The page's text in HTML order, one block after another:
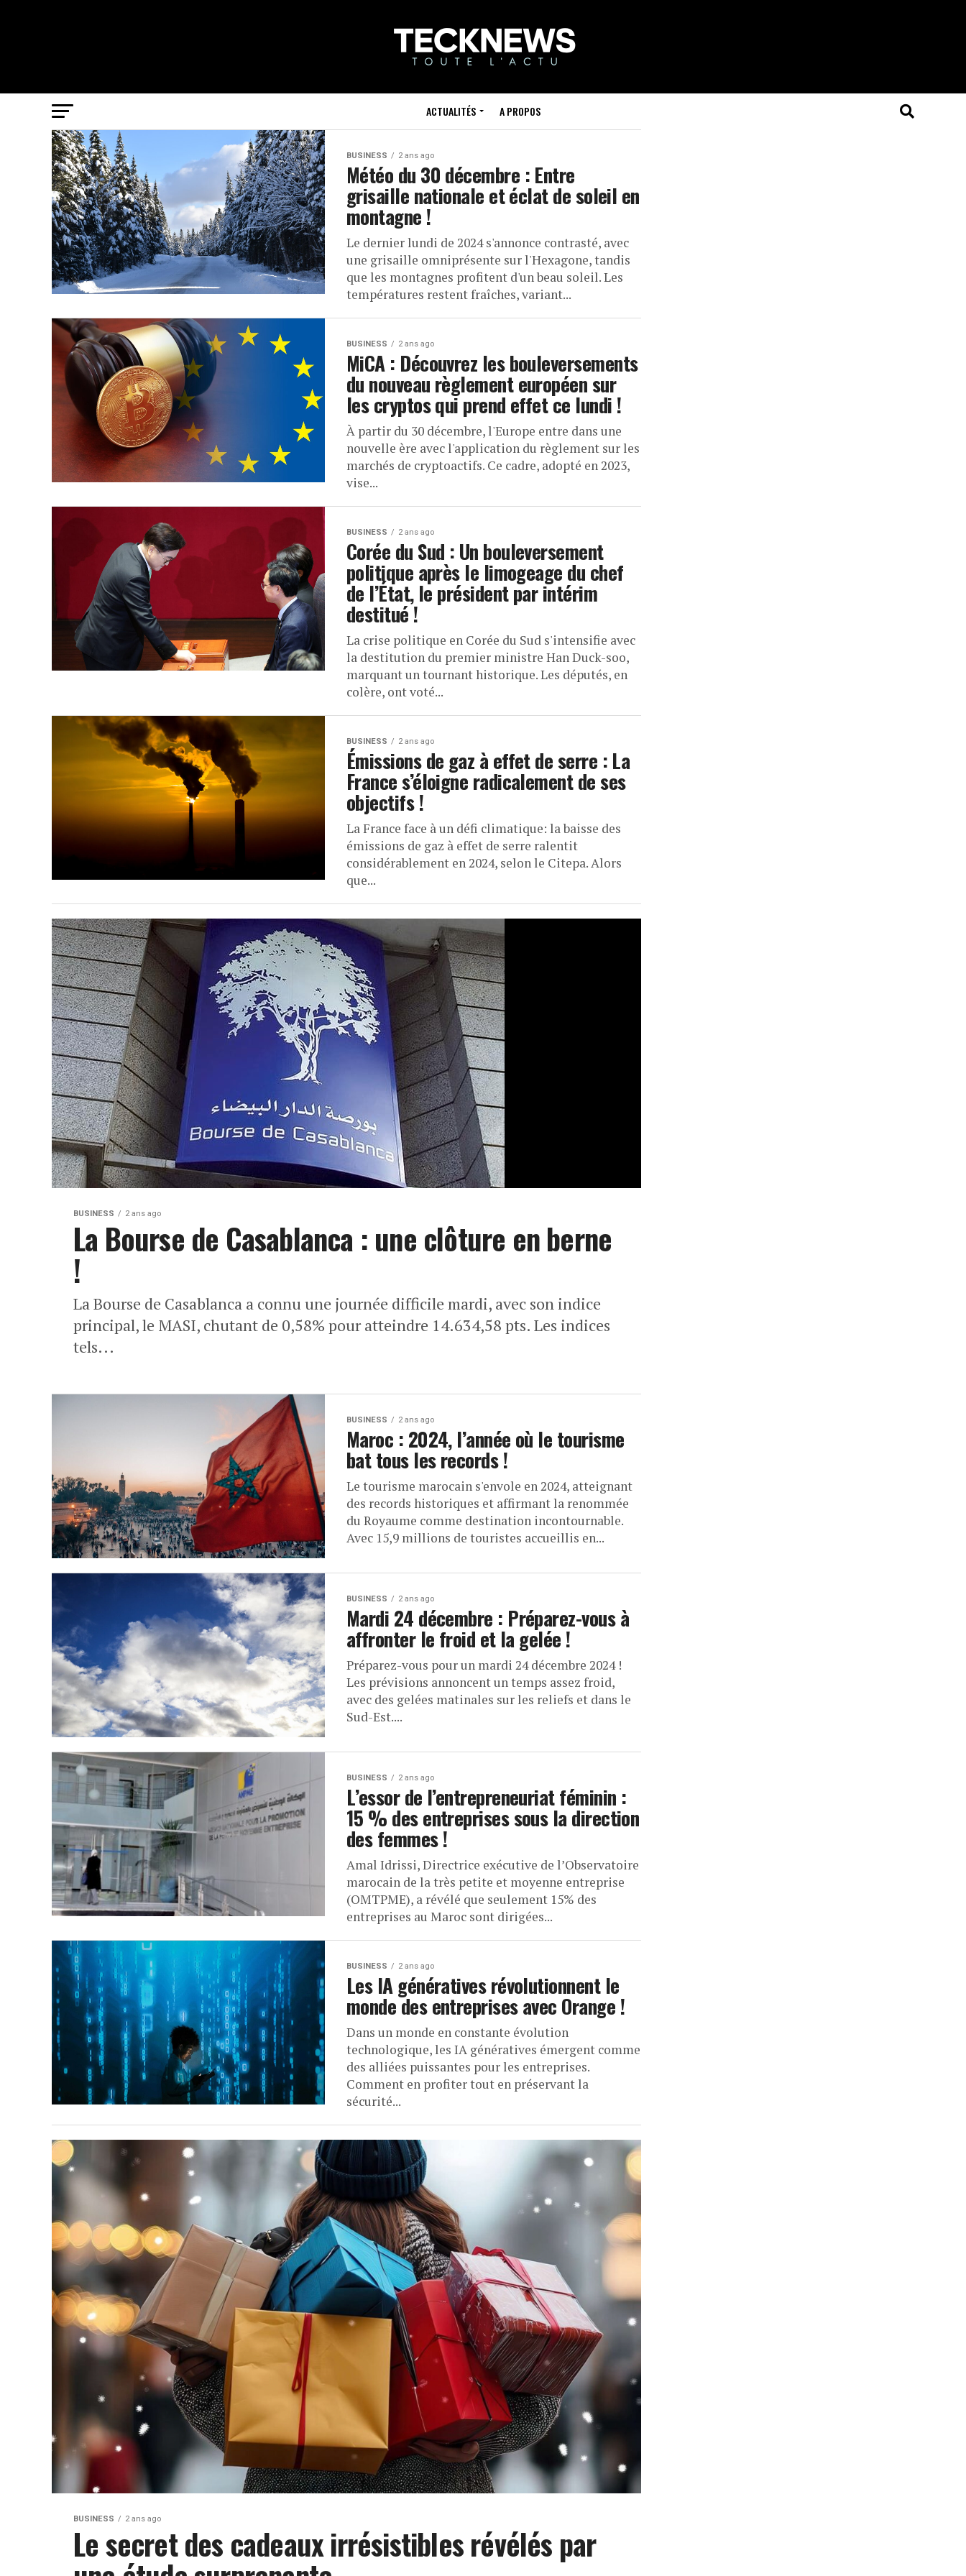
ACTUALITÉS A PROPOS
BUSINESS 2 ans ago
Météo du 30 décembre : Entre
grisaille nationale et éclat de soleil en
montagne !
Le dernier lundi de 2024 s'annonce contrasté, avec
une grisaille omniprésente sur l'Hexagone, tandis
que les montagnes profitent d'un beau soleil. Les
températures restent fraîches, variant...
BUSINESS 2 ans ago
MiCA : Découvrez les bouleversements
du nouveau règlement européen sur
les cryptos qui prend effet ce lundi !
À partir du 30 décembre, l'Europe entre dans une
nouvelle ère avec l'application du règlement sur les
marchés de cryptoactifs. Ce cadre, adopté en 2023,
vise...
BUSINESS 2 ans ago
Corée du Sud : Un bouleversement
politique après le limogeage du chef
de l’État, le président par intérim
destitué !
La crise politique en Corée du Sud s'intensifie avec
la destitution du premier ministre Han Duck-soo,
marquant un tournant historique. Les députés, en
colère, ont voté...
BUSINESS 2 ans ago
Émissions de gaz à effet de serre : La
France s’éloigne radicalement de ses
objectifs !
La France face à un défi climatique: la baisse des
émissions de gaz à effet de serre ralentit
considérablement en 2024, selon le Citepa. Alors
que...
BUSINESS 2 ans ago
La Bourse de Casablanca : une clôture en berne
!
La Bourse de Casablanca a connu une journée difficile mardi, avec son indice
principal, le MASI, chutant de 0,58% pour atteindre 14.634,58 pts. Les indices
tels...
BUSINESS 2 ans ago
Maroc : 2024, l’année où le tourisme
bat tous les records !
Le tourisme marocain s'envole en 2024, atteignant
des records historiques et affirmant la renommée
du Royaume comme destination incontournable.
Avec 15,9 millions de touristes accueillis en...
BUSINESS 2 ans ago
Mardi 24 décembre : Préparez-vous à
affronter le froid et la gelée !
Préparez-vous pour un mardi 24 décembre 2024 !
Les prévisions annoncent un temps assez froid,
avec des gelées matinales sur les reliefs et dans le
Sud-Est....
BUSINESS 2 ans ago
L’essor de l’entrepreneuriat féminin :
15 % des entreprises sous la direction
des femmes !
Amal Idrissi, Directrice exécutive de l’Observatoire
marocain de la très petite et moyenne entreprise
(OMTPME), a révélé que seulement 15% des
entreprises au Maroc sont dirigées...
BUSINESS 2 ans ago
Les IA génératives révolutionnent le
monde des entreprises avec Orange !
Dans un monde en constante évolution
technologique, les IA génératives émergent comme
des alliées puissantes pour les entreprises.
Comment en profiter tout en préservant la
sécurité...
BUSINESS 2 ans ago
Le secret des cadeaux irrésistibles révélés par